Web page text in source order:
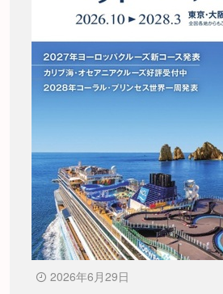
2026年6月29日